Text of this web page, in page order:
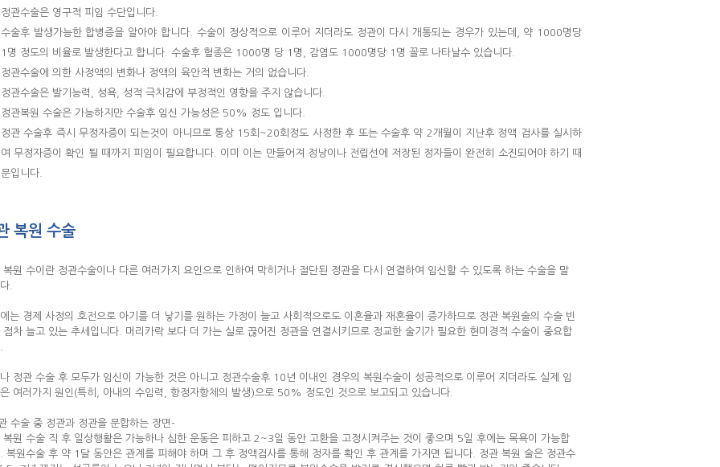
정관수술은 영구적 피임 수단입니다.
수술후 발생가능한 합병증을 알아야 합니다. 수술이 정상적으로 이루어 지더라도 정관이 다시 개통되는 경우가 있는데, 약 1000명당
1명 정도의 비율로 발생한다고 합니다. 수술후 혈종은 1000명 당 1명, 감염도 1000명당 1명 꼴로 나타날수 있습니다.
정관수술에 의한 사정액의 변화나 정액의 육안적 변화는 거의 없습니다.
정관수술은 발기능력, 성욕, 성적 극치감에 부정적인 영향을 주지 않습니다.
정관복원 수술은 가능하지만 수술후 임신 가능성은 50% 정도 입니다.
정관 수술후 즉시 무정자증이 되는것이 아니므로 통상 15회~20회정도 사정한 후 또는 수술후 약 2개월이 지난후 정액 검사를 실시하
여 무정자증이 확인 될 때까지 피임이 필요합니다. 이미 이는 만들어져 정낭이나 전립선에 저장된 정자들이 완전히 소진되어야 하기 때
문입니다.
복원 수술
복원 수이란 정관수술이나 다른 여러가지 요인으로 인하여 막히거나 절단된 정관을 다시 연결하여 임신할 수 있도록 하는 수술을 말
.
는 경제 사정의 호전으로 아기를 더 낳기를 원하는 가정이 늘고 사회적으로도 이혼율과 재혼율이 증가하므로 정관 복원술의 수술 빈
점차 늘고 있는 추세입니다. 머리카락 보다 더 가는 실로 끊어진 정관을 연결시키므로 정교한 술기가 필요한 현미경적 수술이 중요합
정관 수술 후 모두가 임신이 가능한 것은 아니고 정관수술후 10년 이내인 경우의 복원수술이 성공적으로 이루어 지더라도 실제 임
여러가지 원인(특히, 아내의 수임력, 항정자항체의 발생)으로 50% 정도인 것으로 보고되고 있습니다.
수술 중 정관과 정관을 문합하는 장면-
복원 수술 직 후 일상행활은 가능하나 심한 운동은 피하고 2~3일 동안 고환을 고정시켜주는 것이 좋으며 5일 후에는 목욕이 가능합
복원수술 후 약 1달 동안은 관계를 피해야 하며 그 후 정액검사를 통해 정자를 확인 후 관계를 가지면 됩니다. 정관 복원 술은 정관수